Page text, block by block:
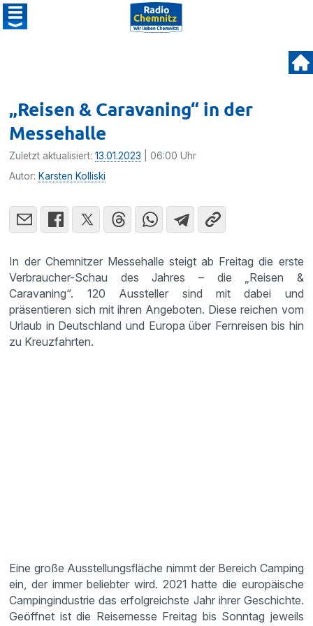
„Reisen & Caravaning“ in der
Messehalle
Zuletzt aktualisiert:13.01.2023 | 06:00 Uhr
Autor: Karsten Kolliski
In der Chemnitzer Messehalle steigt ab Freitag die erste
Verbraucher-Schau des Jahres – die „Reisen &
Caravaning“. 120 Aussteller sind mit dabei und
präsentieren sich mit ihren Angeboten. Diese reichen vom
Urlaub in Deutschland und Europa über Fernreisen bis hin
zu Kreuzfahrten.
Eine große Ausstellungsfläche nimmt der Bereich Camping
ein, der immer beliebter wird. 2021 hatte die europäische
Campingindustrie das erfolgreichste Jahr ihrer Geschichte.
Geöffnet ist die Reisemesse Freitag bis Sonntag jeweils